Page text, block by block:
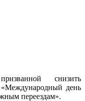
снизить
«Международный день
переездам».